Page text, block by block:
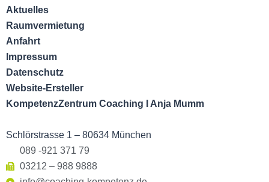
Aktuelles
Raumvermietung
Anfahrt
Impressum
Datenschutz
Website-Ersteller
KompetenzZentrum Coaching I Anja Mumm
Schlörstrasse 1 – 80634 München
089 -921 371 79
03212 – 988 9888